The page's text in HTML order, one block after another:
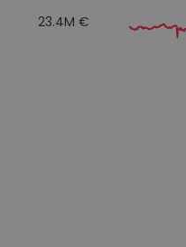
23.4M €